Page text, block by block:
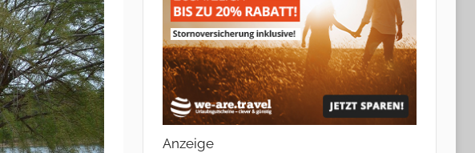
Anzeige